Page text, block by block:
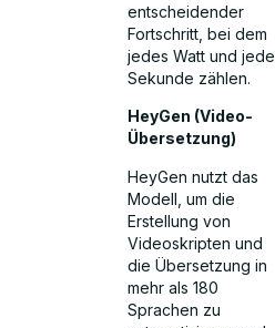
entscheidender
Fortschritt, bei dem
jedes Watt und jede
Sekunde zählen.
HeyGen (Video-
Übersetzung)
HeyGen nutzt das
Modell, um die
Erstellung von
Videoskripten und
die Übersetzung in
mehr als 180
Sprachen zu